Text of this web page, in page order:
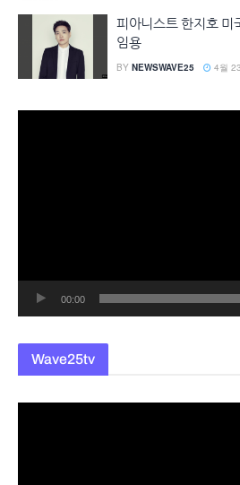
피아니스트 한지호 미
임용
BY NEWSWAVE25 4월
00:00
Wave25tv